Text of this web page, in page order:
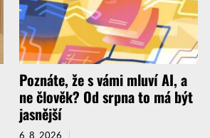
Poznáte, že s vámi mluví AI, a
ne člověk? Od srpna to má být
jasnější
6. 8. 2026